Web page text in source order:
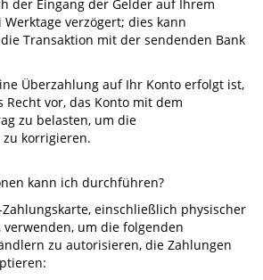
der Eingang der Gelder auf Ihrem
verzögert; dies kann
Transaktion mit der sendenden Bank
Überzahlung auf Ihr Konto erfolgt ist,
vor, das Konto mit dem
zu belasten, um die
korrigieren.
kann ich durchführen?
einschließlich physischer
um die folgenden
zu autorisieren, die Zahlungen